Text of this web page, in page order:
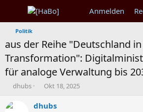
Anmelden
Politik
aus der Reihe "Deutschland
Transformation":
für analoge Verwaltung bis
T
e
dhubs
B
g
Okt 18, 2025
dhubs